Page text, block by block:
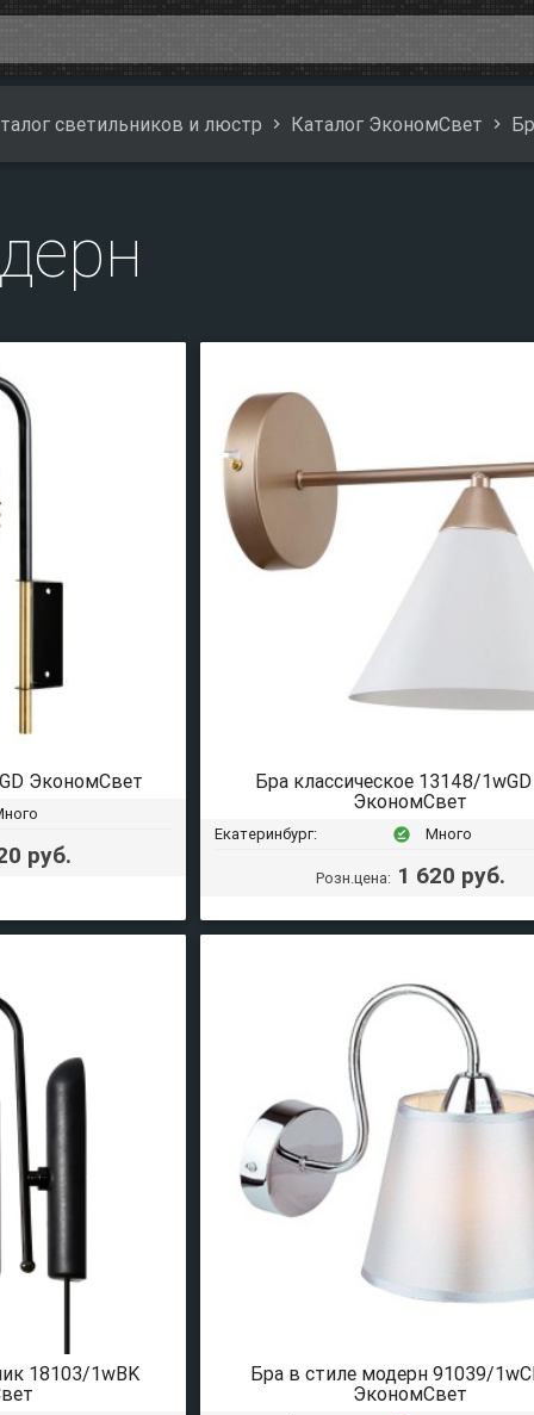
светильников и люстр Каталог ЭкономСвет
ЭкономСвет
руб.
Бра классическое 13148/
ЭкономСвет
Екатеринбург: offline_pin Много
Розн.цена: 1 620 руб.
18103/1wBK
Бра в стиле модерн 91039/
ЭкономСвет